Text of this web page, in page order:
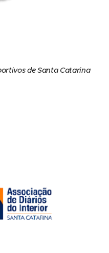
de Santa Catarina